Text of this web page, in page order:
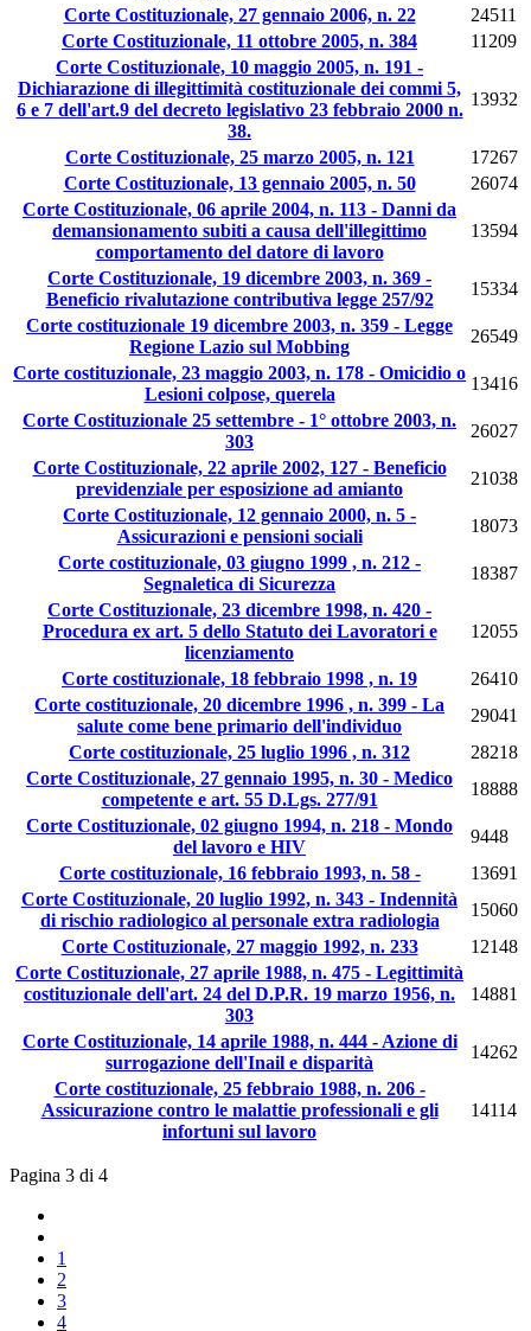
Corte Costituzionale, 27 gennaio 2006, n. 22
24511
Corte Costituzionale, 11 ottobre 2005, n. 384
11209
Corte Costituzionale, 10 maggio 2005, n. 191 -
Dichiarazione di illegittimità costituzionale dei commi 5,
6 e 7 dell'art.9 del decreto legislativo 23 febbraio 2000 n.
38.
13932
Corte Costituzionale, 25 marzo 2005, n. 121
17267
Corte Costituzionale, 13 gennaio 2005, n. 50
26074
Corte Costituzionale, 06 aprile 2004, n. 113 - Danni da
demansionamento subiti a causa dell'illegittimo
comportamento del datore di lavoro
13594
Corte Costituzionale, 19 dicembre 2003, n. 369 -
Beneficio rivalutazione contributiva legge 257/92
15334
Corte costituzionale 19 dicembre 2003, n. 359 - Legge
Regione Lazio sul Mobbing
26549
Corte costituzionale, 23 maggio 2003, n. 178 - Omicidio o
Lesioni colpose, querela
13416
Corte Costituzionale 25 settembre - 1° ottobre 2003, n.
303
26027
Corte Costituzionale, 22 aprile 2002, 127 - Beneficio
previdenziale per esposizione ad amianto
21038
Corte Costituzionale, 12 gennaio 2000, n. 5 -
Assicurazioni e pensioni sociali
18073
Corte costituzionale, 03 giugno 1999 , n. 212 -
Segnaletica di Sicurezza
18387
Corte Costituzionale, 23 dicembre 1998, n. 420 -
Procedura ex art. 5 dello Statuto dei Lavoratori e
licenziamento
12055
Corte costituzionale, 18 febbraio 1998 , n. 19
26410
Corte costituzionale, 20 dicembre 1996 , n. 399 - La
salute come bene primario dell'individuo
29041
Corte costituzionale, 25 luglio 1996 , n. 312
28218
Corte Costituzionale, 27 gennaio 1995, n. 30 - Medico
competente e art. 55 D.Lgs. 277/91
18888
Corte Costituzionale, 02 giugno 1994, n. 218 - Mondo
del lavoro e HIV
9448
Corte costituzionale, 16 febbraio 1993, n. 58 -
13691
Corte Costituzionale, 20 luglio 1992, n. 343 - Indennità
di rischio radiologico al personale extra radiologia
15060
Corte Costituzionale, 27 maggio 1992, n. 233
12148
Corte Costituzionale, 27 aprile 1988, n. 475 - Legittimità
costituzionale dell'art. 24 del D.P.R. 19 marzo 1956, n.
303
14881
Corte Costituzionale, 14 aprile 1988, n. 444 - Azione di
surrogazione dell'Inail e disparità
14262
Corte costituzionale, 25 febbraio 1988, n. 206 -
Assicurazione contro le malattie professionali e gli
infortuni sul lavoro
14114
Pagina 3 di 4
1
2
3
4